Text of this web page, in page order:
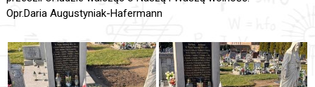
Opr.Daria Augustyniak-Hafermann